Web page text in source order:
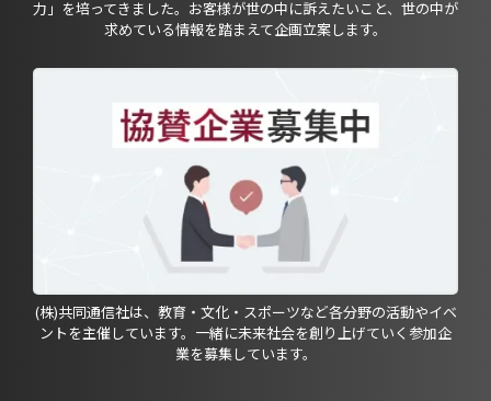
力」を培ってきました。お客様が世の中に訴えたいこと、世の中が
求めている情報を踏まえて企画立案します。
(株)共同通信社は、教育・文化・スポーツなど各分野の活動やイベ
ントを主催しています。一緒に未来社会を創り上げていく参加企
業を募集しています。